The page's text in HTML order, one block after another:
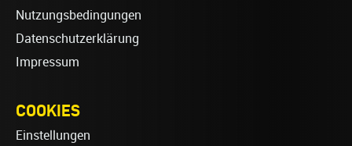
Nutzungsbedingungen
Datenschutzerklärung
Impressum
COOKIES
Einstellungen